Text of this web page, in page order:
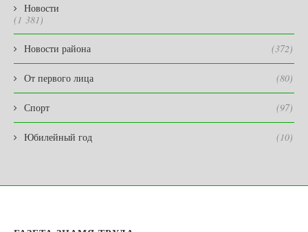
Новости
(1 381)
Новости района (372)
От первого лица (80)
Спорт (97)
Юбилейный год (10)